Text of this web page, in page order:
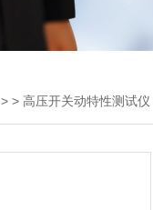
> > 高压开关动特性测试仪